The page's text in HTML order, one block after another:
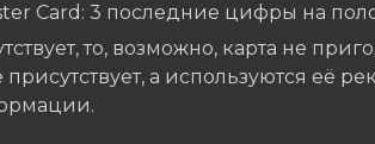
Card: 3 последние цифры на
то, возможно, карта не
а используются её